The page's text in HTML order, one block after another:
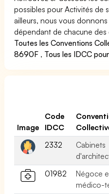
possibles pour Activités de
ailleurs, nous vous
dépendant de chacune
Toutes les Conventions
8690F , Tous les IDCC
Image
Code
IDCC
2332
Cabinets
01982
Négoce
médico-